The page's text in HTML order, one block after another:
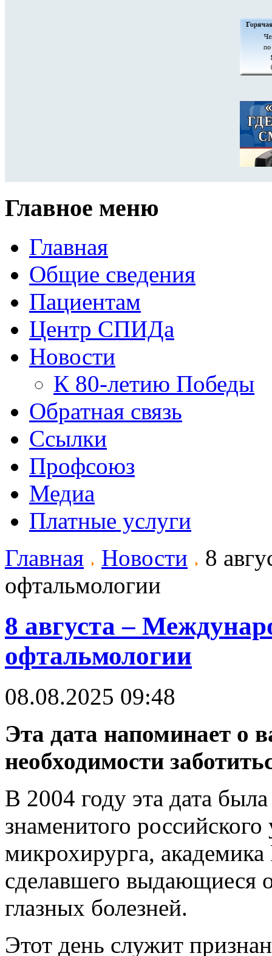
Главное меню
Главная
Общие сведения
Пациентам
Центр СПИДа
Новости
К 80-летию Победы
Обратная связь
Ссылки
Профсоюз
Медиа
Платные услуги
Главная
Новости
8
офтальмологии
8 августа –
офтальмологии
08.08.2025 09:48
Эта дата напоминает о
необходимости
В 2004 году эта дата
знаменитого
микрохирурга,
сделавшего выдающиеся
глазных болезней.
Этот день служит